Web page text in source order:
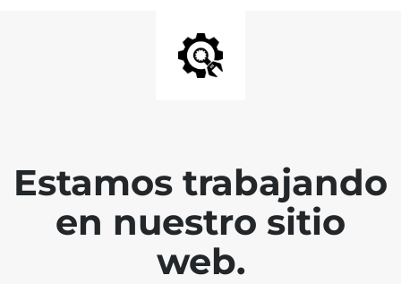
Estamos trabajando
en nuestro sitio
web.